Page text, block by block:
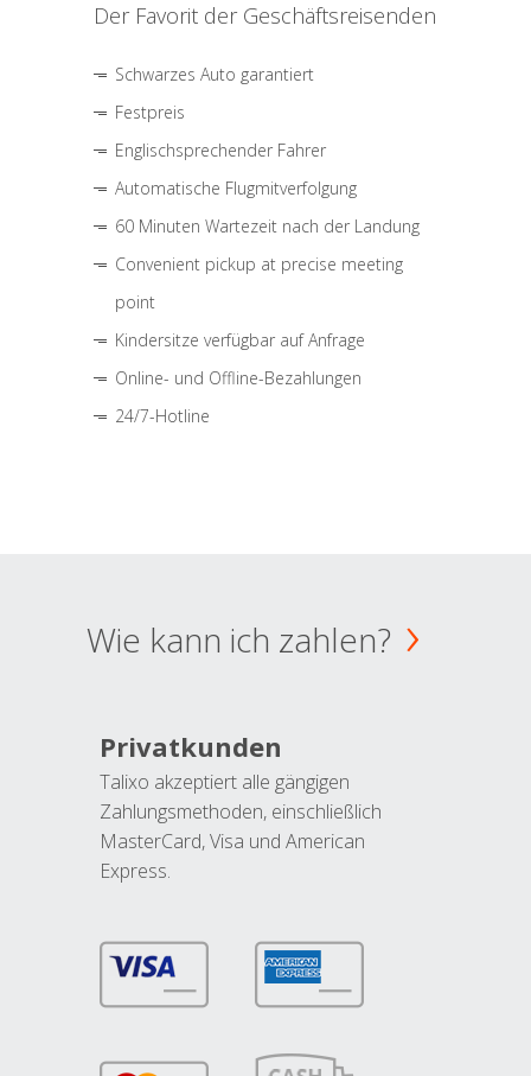
Der Favorit der Geschäftsreisenden
Schwarzes Auto garantiert
Festpreis
Englischsprechender Fahrer
Automatische Flugmitverfolgung
60 Minuten Wartezeit nach der Landung
Convenient pickup at precise meeting
point
Kindersitze verfügbar auf Anfrage
Online- und Offline-Bezahlungen
24/7-Hotline
Wie kann ich zahlen?
Privatkunden
Talixo akzeptiert alle gängigen
Zahlungsmethoden, einschließlich
MasterCard, Visa und American
Express.